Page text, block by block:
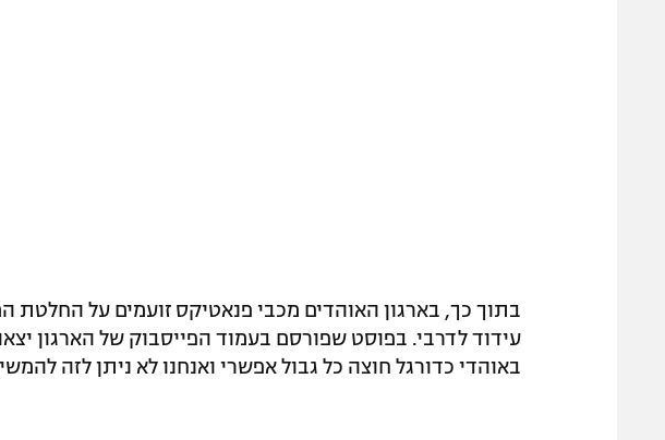
בתוך כך, בארגון האוהדים מכבי פנאטיקס זועמים על
עידוד לדרבי. בפוסט שפורסם בעמוד הפייסבוק של הארגון
באוהדי כדורגל חוצה כל גבול אפשרי ואנחנו לא ניתן לזה